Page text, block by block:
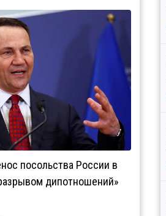
посольства России в
дипотношений»